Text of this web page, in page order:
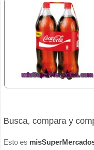
Busca, compara y
Esto es